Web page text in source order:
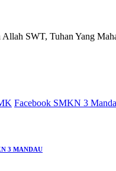
SWT, Tuhan Yang
Facebook SMKN 3
3 MANDAU